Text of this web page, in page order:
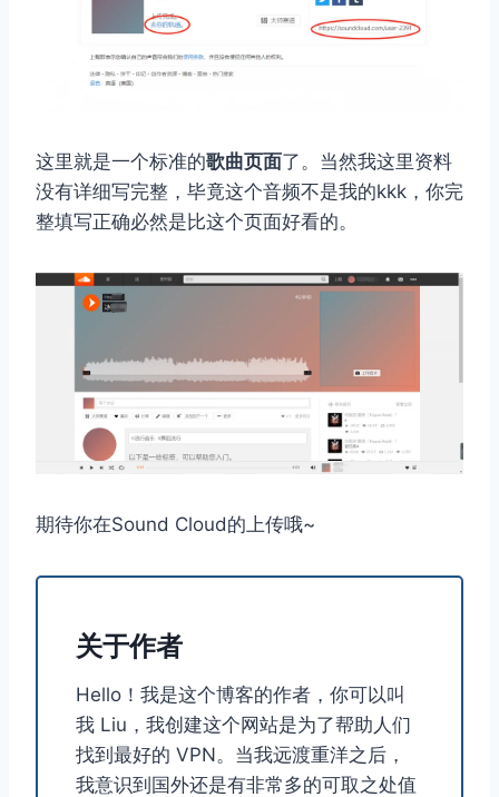
这里就是一个标准的歌曲页面了。当然我这里资料
没有详细写完整，毕竟这个音频不是我的kkk，你完
整填写正确必然是比这个页面好看的。
期待你在Sound Cloud的上传哦~
关于作者
Hello！我是这个博客的作者，你可以叫
我 Liu，我创建这个网站是为了帮助人们
找到最好的 VPN。当我远渡重洋之后，
我意识到国外还是有非常多的可取之处值